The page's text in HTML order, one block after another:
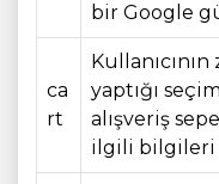
bir Google
ca
rt
yaptığı
alışveriş
ilgili bilgileri